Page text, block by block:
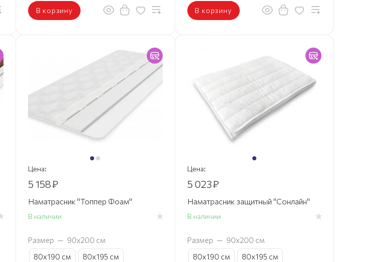
В корзину В корзину
Цена:
5 158₽
Наматрасник "Топпер Фоам"
В наличии
Размер — 90х200 см
80х190 см
80х195 см
Цена:
5 023₽
Наматрасник защитный "Сонлайн"
В наличии
Размер — 90х200 см
80х190 см
80х195 см